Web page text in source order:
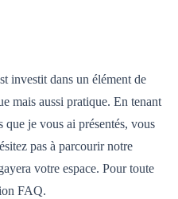
investit dans un élément de
mais aussi pratique. En tenant
que je vous ai présentés, vous
pas à parcourir notre
votre espace. Pour toute
FAQ.